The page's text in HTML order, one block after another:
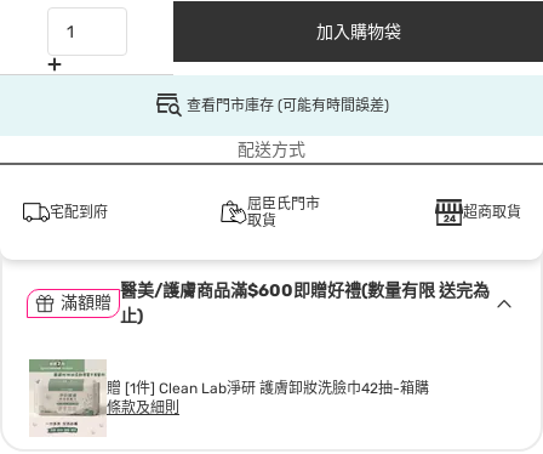
加入購物袋
查看門市庫存 (可能有時間誤差)
配送方式
宅配到府
屈臣氏門市
取貨
超商取貨
滿額贈
醫美/護膚商品滿$600即贈好禮(數量有限 送完為
止)
贈 [1件] Clean Lab淨研 護膚卸妝洗臉巾42抽-箱購
條款及細則